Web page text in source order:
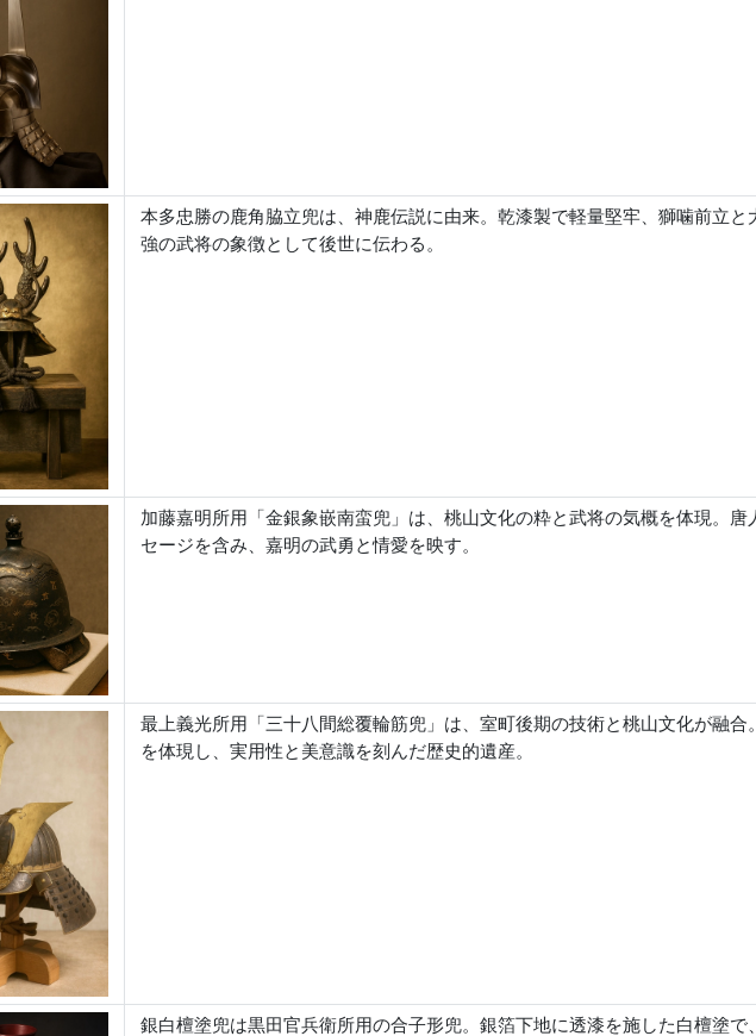
本多忠勝の鹿角脇立兜は、神鹿伝説に由来。乾漆製で軽量堅牢、獅噛前立
強の武将の象徴として後世に伝わる。
加藤嘉明所用「金銀象嵌南蛮兜」は、桃山文化の粋と武将の気概を体現。
セージを含み、嘉明の武勇と情愛を映す。
最上義光所用「三十八間総覆輪筋兜」は、室町後期の技術と桃山文化が融
を体現し、実用性と美意識を刻んだ歴史的遺産。
銀白檀塗兜は黒田官兵衛所用の合子形兜。銀箔下地に透漆を施した白檀塗